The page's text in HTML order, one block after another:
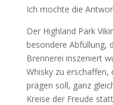
Ich mochte die
Der Highland Park
besondere Abfüllung,
Brennerei inszeniert
Whisky zu
prägen soll, ganz
Kreise der Freude